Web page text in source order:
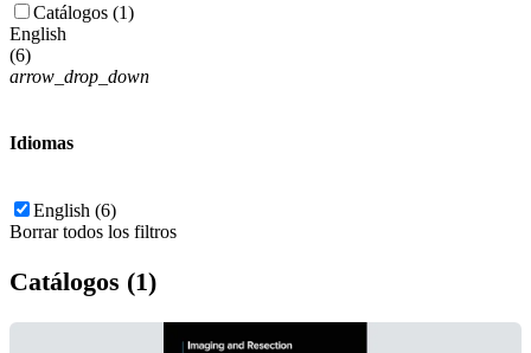
Catálogos (1)
English
(6)
arrow_drop_down
Idiomas
English (6)
Borrar todos los filtros
Catálogos (1)